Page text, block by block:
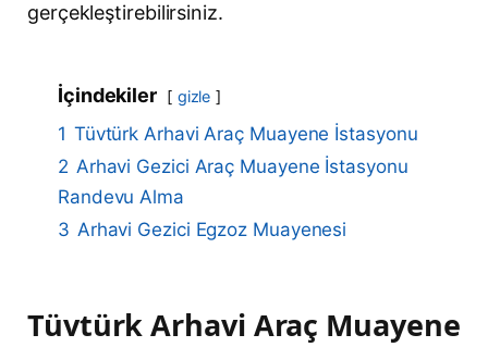
gerçekleştirebilirsiniz.
İçindekiler gizle
1 Tüvtürk Arhavi Araç Muayene İstasyonu
2 Arhavi Gezici Araç Muayene İstasyonu
Randevu Alma
3 Arhavi Gezici Egzoz Muayenesi
Tüvtürk Arhavi Araç Muayene